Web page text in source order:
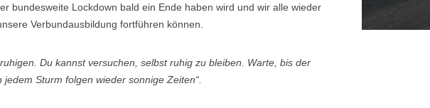
bundesweite Lockdown bald ein Ende haben wird und wir alle wieder
Verbundausbildung fortführen können.
Du kannst versuchen, selbst ruhig zu bleiben. Warte, bis der
Sturm folgen wieder sonnige Zeiten“.